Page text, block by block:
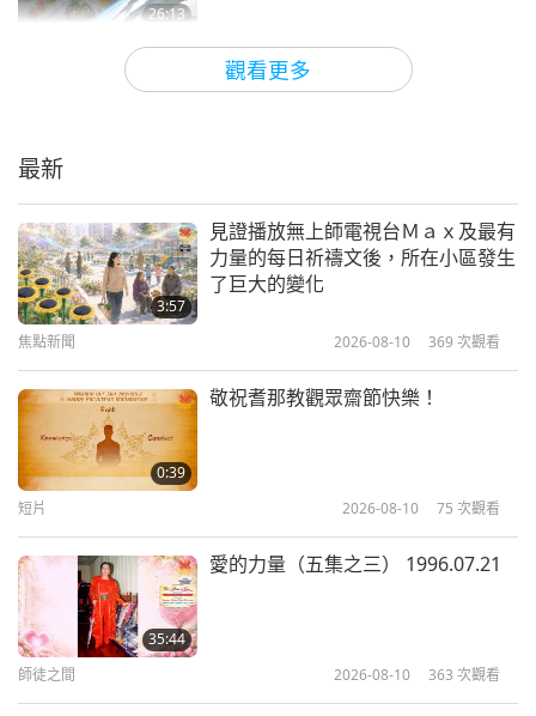
觀看更多
26:13
純素主義：高雅的生活方式 2026-02-24
珍妮莉亞和瑞提希‧德希穆克（皆為
純素者）：從寶萊塢及其他領域展望
最新
3:57
見證播放無上師電視台Ｍａｘ及最有
力量的每日祈禱文後，所在小區發生
了巨大的變化
焦點新聞 2026-08-10 369 次觀看
0:39
敬祝耆那教觀眾齋節快樂！
短片 2026-08-10 75 次觀看
35:44
愛的力量（五集之三） 1996.07.21
師徒之間 2026-08-10 363 次觀看